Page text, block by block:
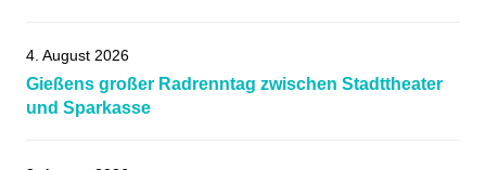
Krofdorf,
Lollar,
4. August 2026
Gießens großer Radrenntag zwischen Stadttheater
und Sparkasse